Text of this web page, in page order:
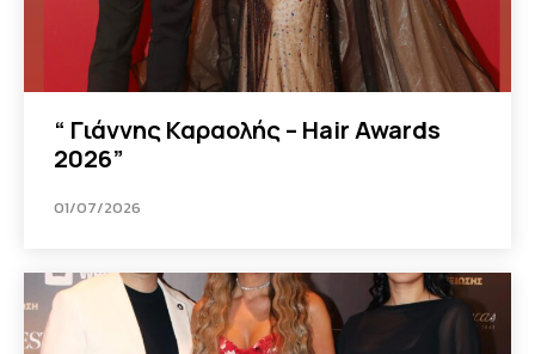
“ Γιάννης Καραολής – Hair Awards
2026”
01/07/2026